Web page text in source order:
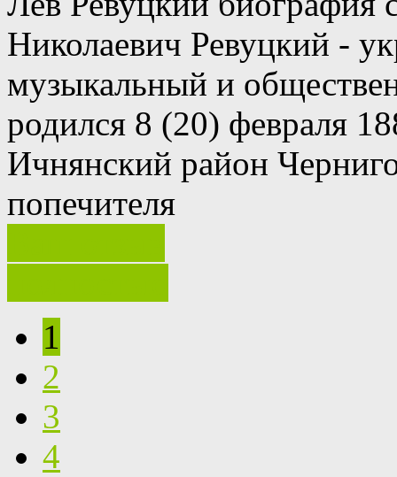
Николаевич Ревуцкий -
музыкальный и
родился 8 (20) февраля
Ичнянский район
попечителя
1
2
3
4